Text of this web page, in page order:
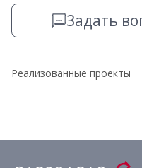
Задать
Реализованные проекты